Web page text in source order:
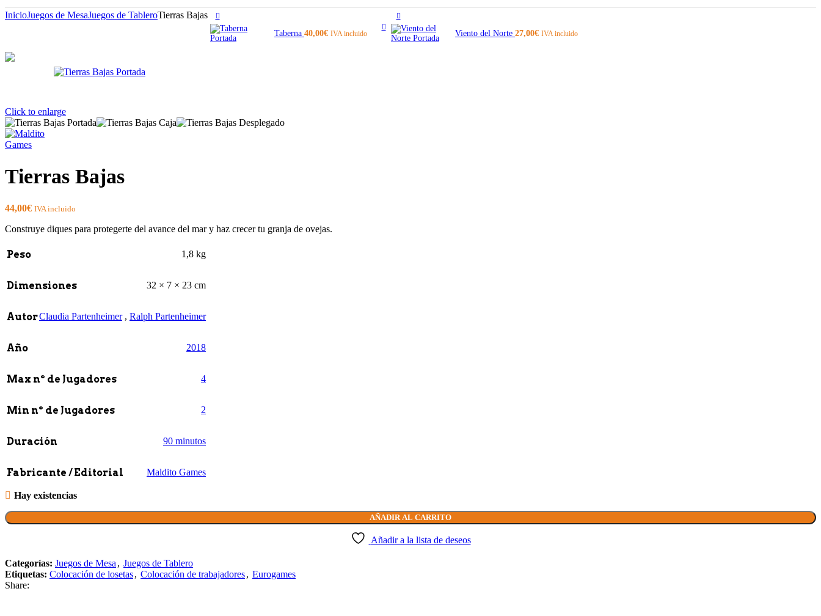
InicioJuegos de MesaJuegos de TableroTierras Bajas
Taberna 40,00€ IVA incluido Viento del Norte 27,00€ IVA incluido
Click to enlarge
Tierras Bajas
44,00€ IVA incluido
Construye diques para protegerte del avance del mar y haz crecer tu granja de ovejas.
Peso 1,8 kg
Dimensiones 32 × 7 × 23 cm
AutorClaudia Partenheimer , Ralph Partenheimer
Año 2018
Max nº de Jugadores 4
Min nº de Jugadores 2
Duración 90 minutos
Fabricante / Editorial Maldito Games
Hay existencias
AÑADIR AL CARRITO
Añadir a la lista de deseos
Categorías: Juegos de Mesa , Juegos de Tablero
Etiquetas: Colocación de losetas, Colocación de trabajadores, Eurogames
Share: